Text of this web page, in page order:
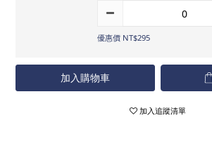
優惠價 NT$295
加入購物車
加入追蹤清單